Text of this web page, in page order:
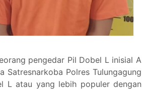
pengedar Pil Dobel L inisial A
Polres Tulungagung
L atau yang lebih populer dengan